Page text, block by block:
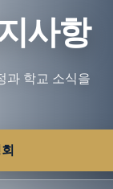
사항
과 학교 소식을